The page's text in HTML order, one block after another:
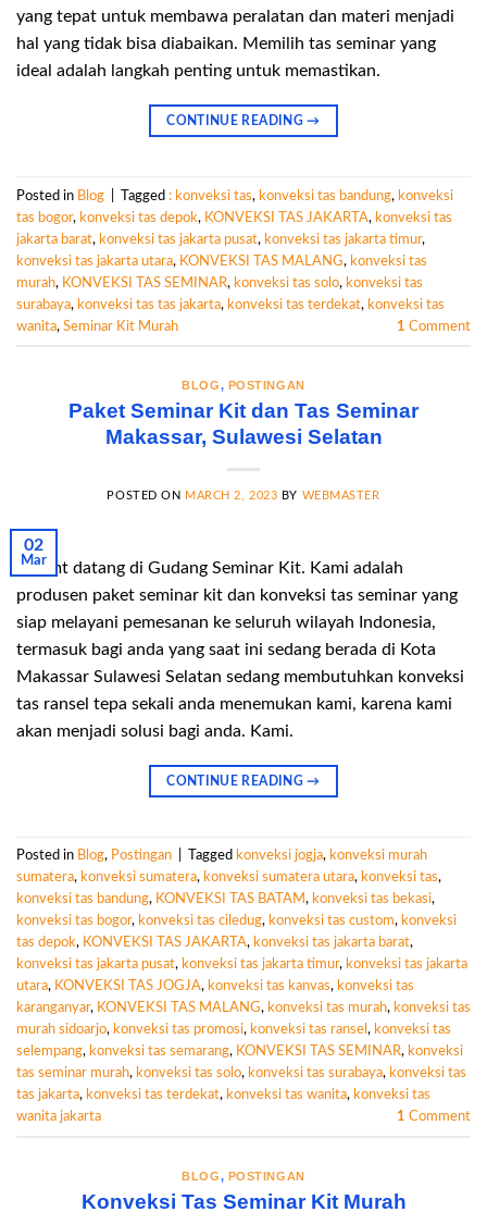
yang tepat untuk membawa peralatan dan materi menjadi
hal yang tidak bisa diabaikan. Memilih tas seminar yang
ideal adalah langkah penting untuk memastikan.
CONTINUE READING→
Posted in Blog Tagged : konveksi tas, konveksi tas bandung, konveksi
tas bogor, konveksi tas depok, KONVEKSI TAS JAKARTA, konveksi tas
jakarta barat, konveksi tas jakarta pusat, konveksi tas jakarta timur,
konveksi tas jakarta utara, KONVEKSI TAS MALANG, konveksi tas
murah, KONVEKSI TAS SEMINAR, konveksi tas solo, konveksi tas
surabaya, konveksi tas tas jakarta, konveksi tas terdekat, konveksi tas
wanita, Seminar Kit Murah 1 Comment
BLOG, POSTINGAN
Paket Seminar Kit dan Tas Seminar
Makassar, Sulawesi Selatan
POSTED ON MARCH 2, 2023 BY WEBMASTER
02
Mar
Selamt datang di Gudang Seminar Kit. Kami adalah
produsen paket seminar kit dan konveksi tas seminar yang
siap melayani pemesanan ke seluruh wilayah Indonesia,
termasuk bagi anda yang saat ini sedang berada di Kota
Makassar Sulawesi Selatan sedang membutuhkan konveksi
tas ransel tepa sekali anda menemukan kami, karena kami
akan menjadi solusi bagi anda. Kami.
CONTINUE READING→
Posted in Blog, Postingan Tagged konveksi jogja, konveksi murah
sumatera, konveksi sumatera, konveksi sumatera utara, konveksi tas,
konveksi tas bandung, KONVEKSI TAS BATAM, konveksi tas bekasi,
konveksi tas bogor, konveksi tas ciledug, konveksi tas custom, konveksi
tas depok, KONVEKSI TAS JAKARTA, konveksi tas jakarta barat,
konveksi tas jakarta pusat, konveksi tas jakarta timur, konveksi tas jakarta
utara, KONVEKSI TAS JOGJA, konveksi tas kanvas, konveksi tas
karanganyar, KONVEKSI TAS MALANG, konveksi tas murah, konveksi tas
murah sidoarjo, konveksi tas promosi, konveksi tas ransel , konveksi tas
selempang, konveksi tas semarang, KONVEKSI TAS SEMINAR, konveksi
tas seminar murah, konveksi tas solo, konveksi tas surabaya, konveksi tas
tas jakarta, konveksi tas terdekat, konveksi tas wanita, konveksi tas
wanita jakarta
1 Comment
BLOG, POSTINGAN
Konveksi Tas Seminar Kit Murah